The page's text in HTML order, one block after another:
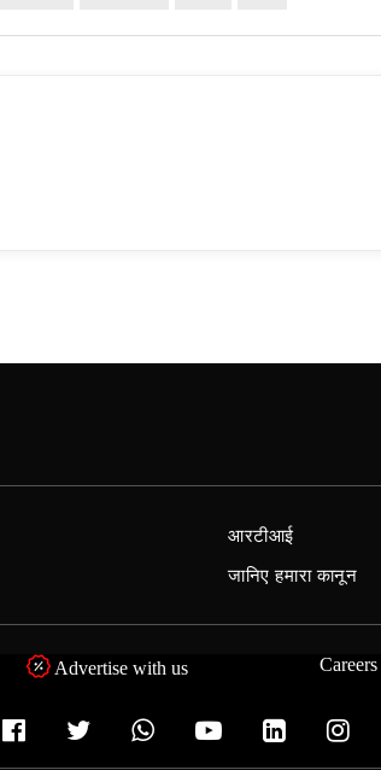
आरटीआई
जानिए हमारा कानून
Advertise with us Careers